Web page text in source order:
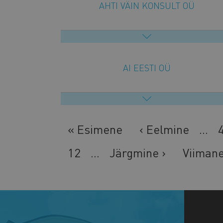
AHTI VÄIN KONSULT OÜ
AI EESTI OÜ
Esimene
leht
« Esimene
Eelmine
leht
‹ Eelmine …
Lehekülg
12 …
Järgmine
Järgmine ›